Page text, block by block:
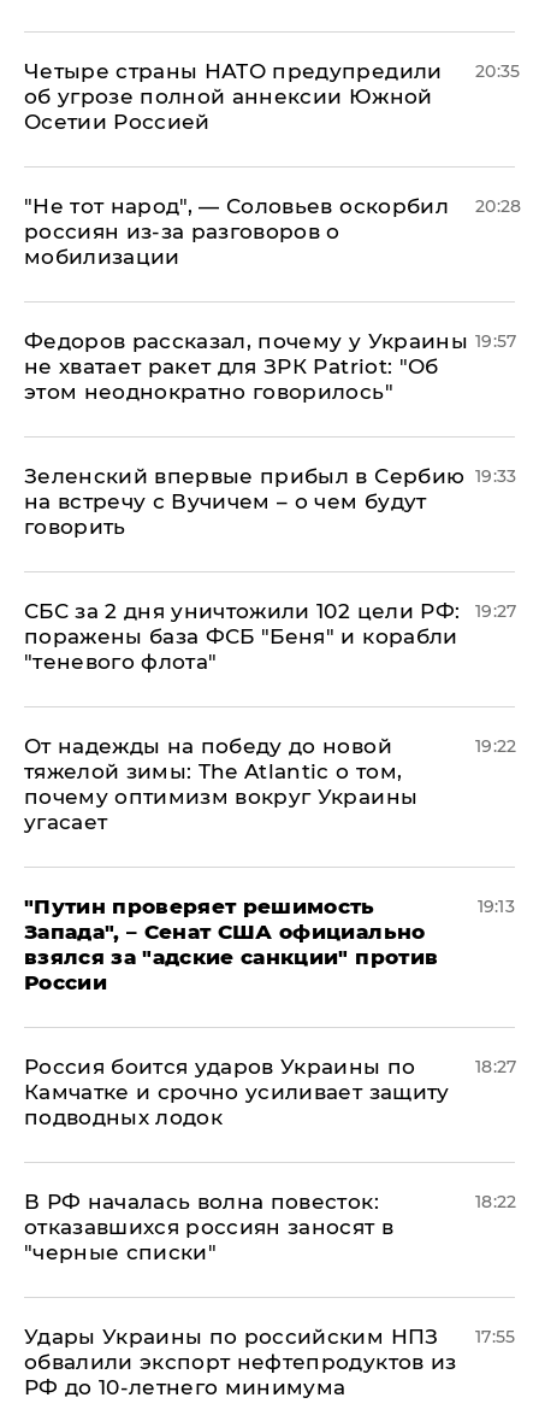
Четыре страны НАТО предупредили
об угрозе полной аннексии Южной
Осетии Россией
20:35
​"Не тот народ", — Соловьев оскорбил
россиян из-за разговоров о
мобилизации
20:28
Федоров рассказал, почему у Украины
не хватает ракет для ЗРК Patriot: "Об
этом неоднократно говорилось"
19:57
Зеленский впервые прибыл в Сербию
на встречу с Вучичем – о чем будут
говорить
19:33
СБС за 2 дня уничтожили 102 цели РФ:
поражены база ФСБ "Беня" и корабли
"теневого флота"
19:27
От надежды на победу до новой
тяжелой зимы: The Atlantic о том,
почему оптимизм вокруг Украины
угасает
19:22
"Путин проверяет решимость
Запада", – Сенат США официально
взялся за "адские санкции" против
России
19:13
Россия боится ударов Украины по
Камчатке и срочно усиливает защиту
подводных лодок
18:27
​В РФ началась волна повесток:
отказавшихся россиян заносят в
"черные списки"
18:22
Удары Украины по российским НПЗ
обвалили экспорт нефтепродуктов из
РФ до 10-летнего минимума
17:55